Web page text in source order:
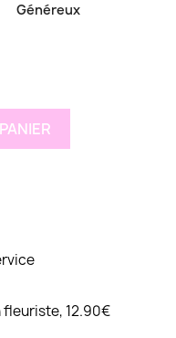
Généreux
fleuriste, 12.90€